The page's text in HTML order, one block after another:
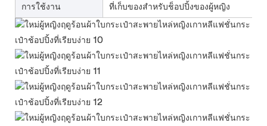
การใช้งาน ที่เก็บของสำหรับช็อปปิ้งของผู้หญิง